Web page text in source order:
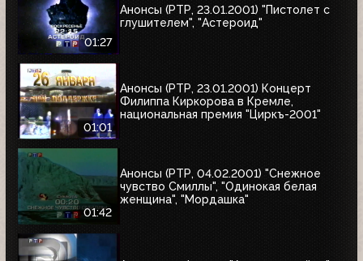
01:27
Анонсы (РТР, 23.01.2001) "Пистолет с
глушителем", "Астероид"
01:01
Анонсы (РТР, 23.01.2001) Концерт
Филиппа Киркорова в Кремле,
национальная премия "Циркъ-2001"
01:42
Анонсы (РТР, 04.02.2001) "Снежное
чувство Смиллы", "Одинокая белая
женщина", "Мордашка"